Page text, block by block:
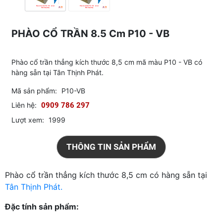
PHÀO CỔ TRẦN 8.5 Cm P10 - VB
Phào cổ trần thẳng kích thước 8,5 cm mã màu P10 - VB có
hàng sẵn tại Tân Thịnh Phát.
Mã sản phẩm:
P10-VB
Liên hệ: 0909 786 297
Lượt xem: 1999
THÔNG TIN SẢN PHẨM
Phào cổ trần thẳng kích thước 8,5 cm có hàng sẵn tại
Tân Thịnh Phát.
Đặc tính sản phẩm: